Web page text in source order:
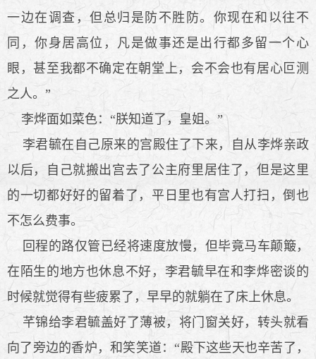
一边在调查，但总归是防不胜防。你现在和以往不
同，你身居高位，凡是做事还是出行都多留一个心
眼，甚至我都不确定在朝堂上，会不会也有居心叵测
之人。”
李烨面如菜色：“朕知道了，皇姐。”
李君毓在自己原来的宫殿住了下来，自从李烨亲政
以后，自己就搬出宫去了公主府里居住了，但是这里
的一切都好好的留着了，平日里也有宫人打扫，倒也
不怎么费事。
回程的路仅管已经将速度放慢，但毕竟马车颠簸，
在陌生的地方也休息不好，李君毓早在和李烨密谈的
时候就觉得有些疲累了，早早的就躺在了床上休息。
芊锦给李君毓盖好了薄被，将门窗关好，转头就看
向了旁边的香炉，和笑笑道：“殿下这些天也辛苦了，